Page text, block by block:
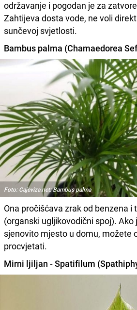
održavanje i pogodan je za
Zahtijeva dosta vode, ne voli
sunčevoj svjetlosti.
Bambus palma (Chamaedorea
Foto: Cajeviza.net: Bambus palma
Ona pročišćava zrak od benzena i
(organski ugljikovodični spoj). Ako
sjenovito mjesto u domu, možete
procvjetati.
Mirni ljiljan - Spatifilum